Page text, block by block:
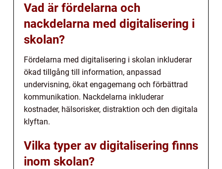
Vad är fördelarna och
nackdelarna med digitalisering i
skolan?
Fördelarna med digitalisering i skolan inkluderar
ökad tillgång till information, anpassad
undervisning, ökat engagemang och förbättrad
kommunikation. Nackdelarna inkluderar
kostnader, hälsorisker, distraktion och den digitala
klyftan.
Vilka typer av digitalisering finns
inom skolan?